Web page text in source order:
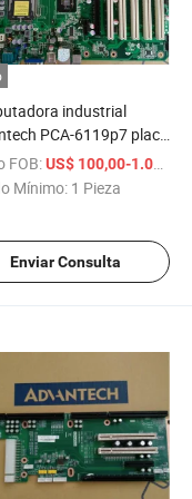
industrial
PCA-6119p7 placa
10 Isa 7 PCI 19
PCA-6119p17
FOB: US$ 100,00-1.000,00
Mínimo: 1 Pieza
Enviar Consulta